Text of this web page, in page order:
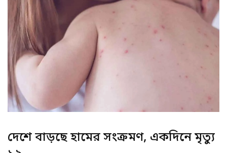
দেশে বাড়ছে হামের সংক্রমণ, একদিনে মৃত্যু